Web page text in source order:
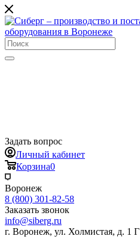
Задать вопрос
Личный кабинет
Корзина0
Воронеж
8 (800) 301-82-58
Заказать звонок
info@siberg.ru
г. Воронеж, ул. Холмистая, д. 1 Г